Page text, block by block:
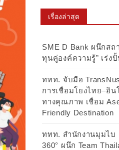
เรื่องล่าสุด
SME D Bank ผนึกส
ทุนคู่องค์ความรู้” เร่ง
ททท. จับมือ
การเชื่อมโยงไทย–อิ
ทางคุณภาพ เชื่อม
Friendly Destination
ททท. สำนักงานมุมไบ
360° ผนึก Team